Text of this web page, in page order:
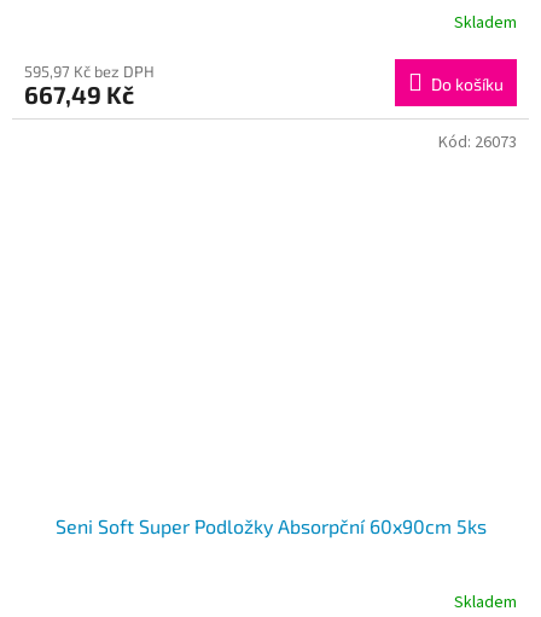
Skladem
595,97 Kč bez DPH
667,49 Kč Do košíku
Seni Soft Super Podložky Absorpční 60x90cm 5ks
Skladem
Kód: 26073